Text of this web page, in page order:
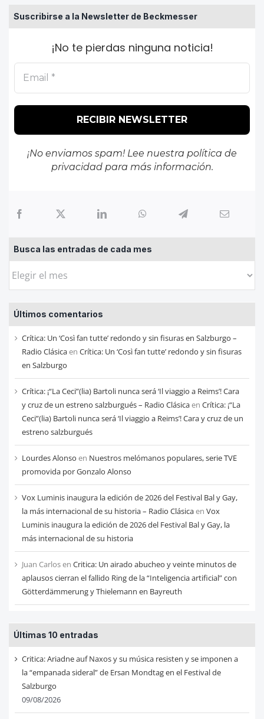
Suscribirse a la Newsletter de Beckmesser
¡No te pierdas ninguna noticia!
¡No enviamos spam! Lee nuestra política de
privacidadpara más información.
Busca las entradas de cada mes
Busca
entradas
de
cada
mes
Últimos comentarios
Crítica: Un ‘Così fan tutte’ redondo y sin fisuras en Salzburgo –
Radio Clásicaen Crítica: Un ‘Così fan tutte’ redondo y sin fisuras
en Salzburgo
Crítica: ¡“La Ceci”(lia) Bartoli nunca será ‘Il viaggio a Reims’! Cara
y cruz de un estreno salzburgués – Radio Clásicaen Crítica: ¡“La
Ceci”(lia) Bartoli nunca será ‘Il viaggio a Reims’! Cara y cruz de un
estreno salzburgués
Lourdes Alonso en Nuestros melómanos populares, serie TVE
promovida por Gonzalo Alonso
Vox Luminis inaugura la edición de 2026 del Festival Bal y Gay,
la más internacional de su historia – Radio Clásicaen Vox
Luminis inaugura la edición de 2026 del Festival Bal y Gay, la
más internacional de su historia
Juan Carlosen Critica: Un airado abucheo y veinte minutos de
aplausos cierran el fallido Ring de la “Inteligencia artificial” con
Götterdämmerung y Thielemann en Bayreuth
Últimas 10 entradas
Critica: Ariadne auf Naxos y su música resisten y se imponen a
la “empanada sideral” de Ersan Mondtag en el Festival de
Salzburgo
09/08/2026